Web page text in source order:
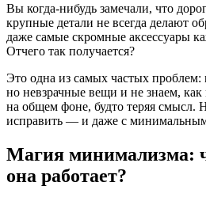
Вы когда-нибудь замечали, что
крупные детали не всегда делают
даже самые скромные аксессуары
Отчего так получается?
Это одна из самых частых
но невзрачные вещи и не знаем,
на общем фоне, будто теряя
исправить — и даже с
Магия минимализма:
она работает?